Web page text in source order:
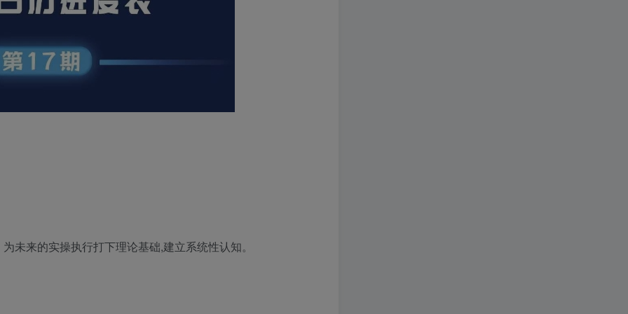
未来的实操执行打下理论基础,建立系统性认知。